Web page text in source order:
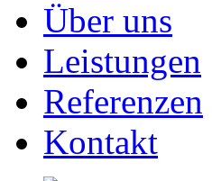
Über uns
Leistungen
Referenzen
Kontakt